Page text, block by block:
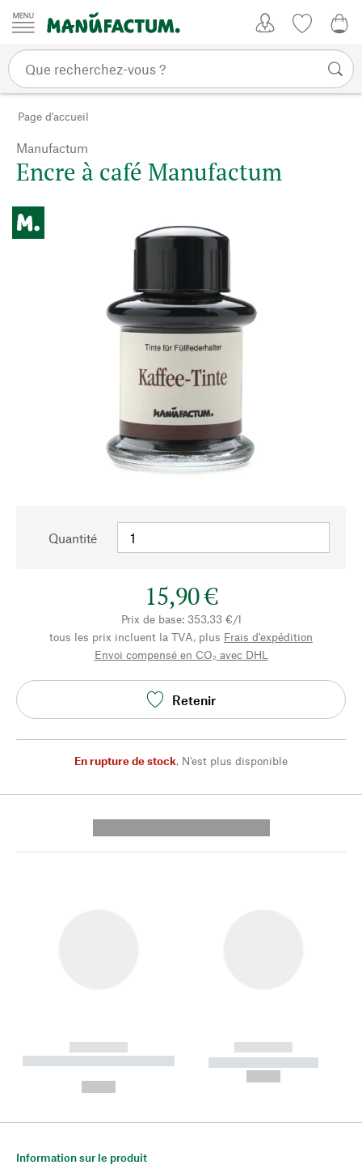
Passer au contenu
Page d'accueil
Manufactum
Encre à café Manufactum
Quantité
15,90 €
Prix de base: 353,33 €/l
tous les prix incluent la TVA, plus Frais d'expédition
Envoi compensé en CO₂ avec DHL
Retenir
En rupture de stock, N'est plus disponible
------------
----------- ----------- --------
------------
----------- -----------
Information sur le produit